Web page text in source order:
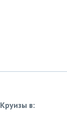
Круизы в: